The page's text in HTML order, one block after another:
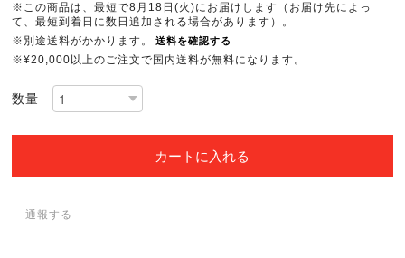
※この商品は、最短で8月18日(火)にお届けします（お届け先によっ
て、最短到着日に数日追加される場合があります）。
※別途送料がかかります。
送料を確認する
※¥20,000以上のご注文で国内送料が無料になります。
数量
カートに入れる
通報する